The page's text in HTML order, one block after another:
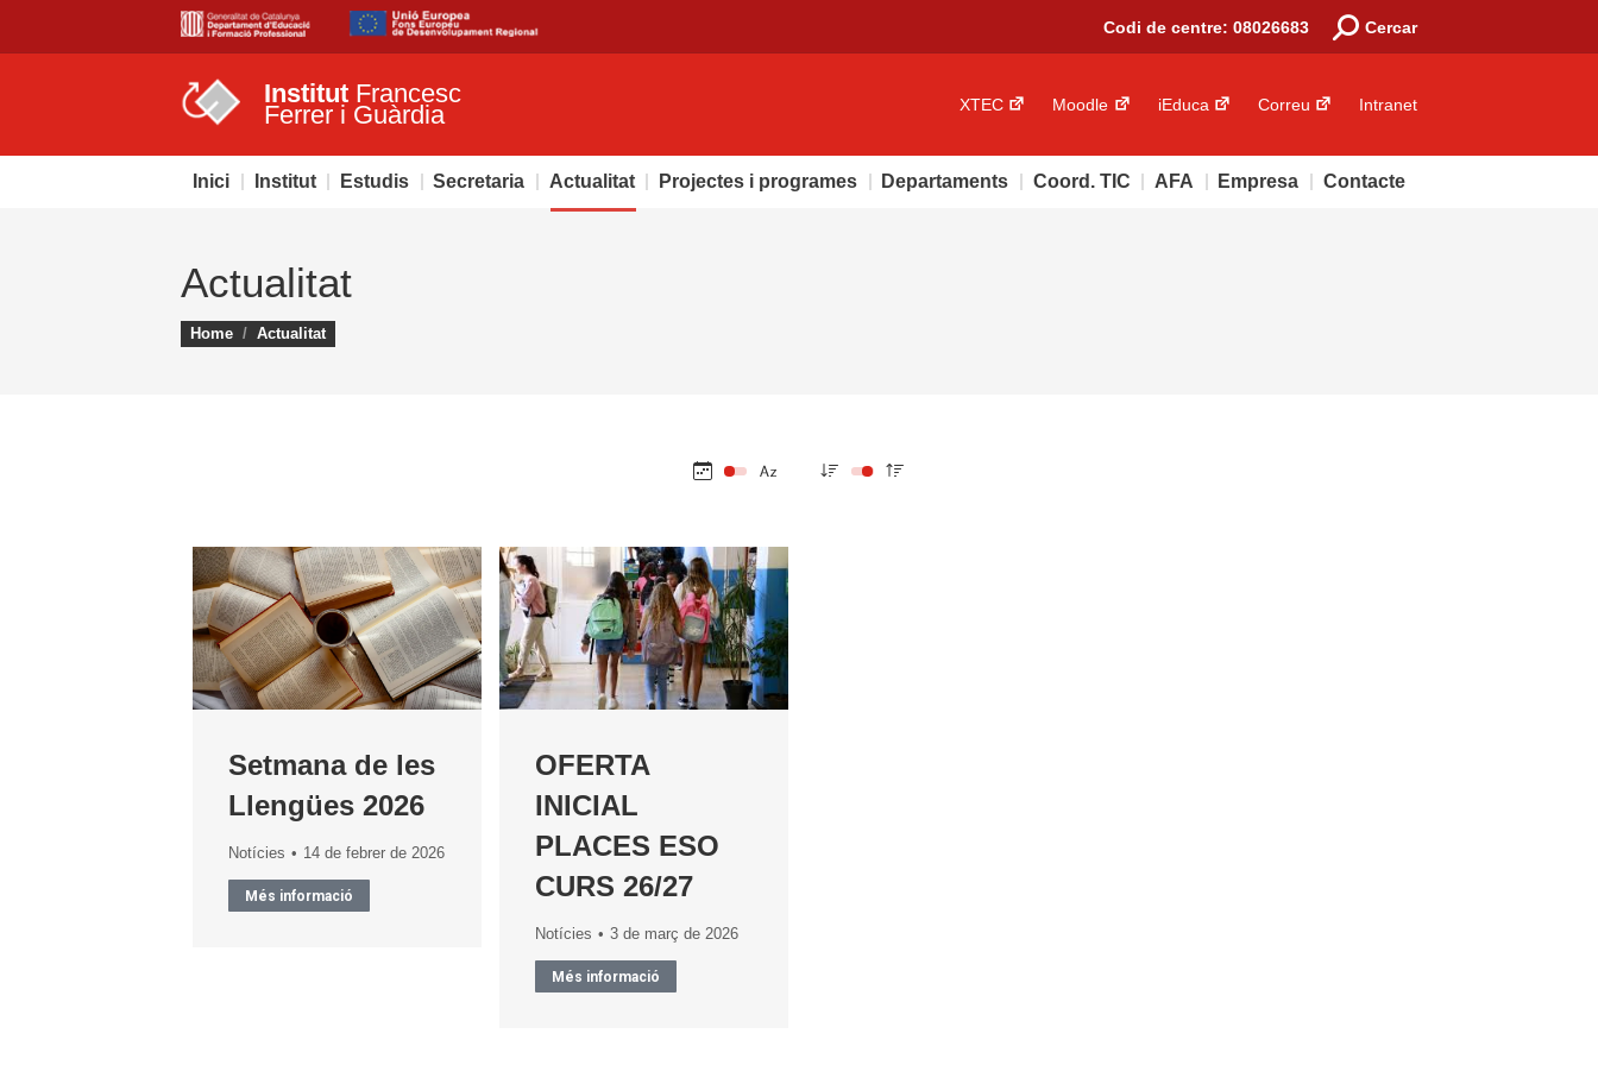
Codi de centre: 08026683 Cercar
Institut Francesc
Ferrer i Guàrdia XTEC Moodle iEduca Correu Intranet
Inici Institut Estudis Secretaria Actualitat Projectes i programes Departaments Coord. TIC AFA Empresa Contacte
Actualitat
You are here:
Home Actualitat
Setmana de les
Llengües 2026
Notícies 14 de febrer de 2026
Més informació
OFERTA
INICIAL
PLACES ESO
CURS 26/27
Notícies 3 de març de 2026
Més informació